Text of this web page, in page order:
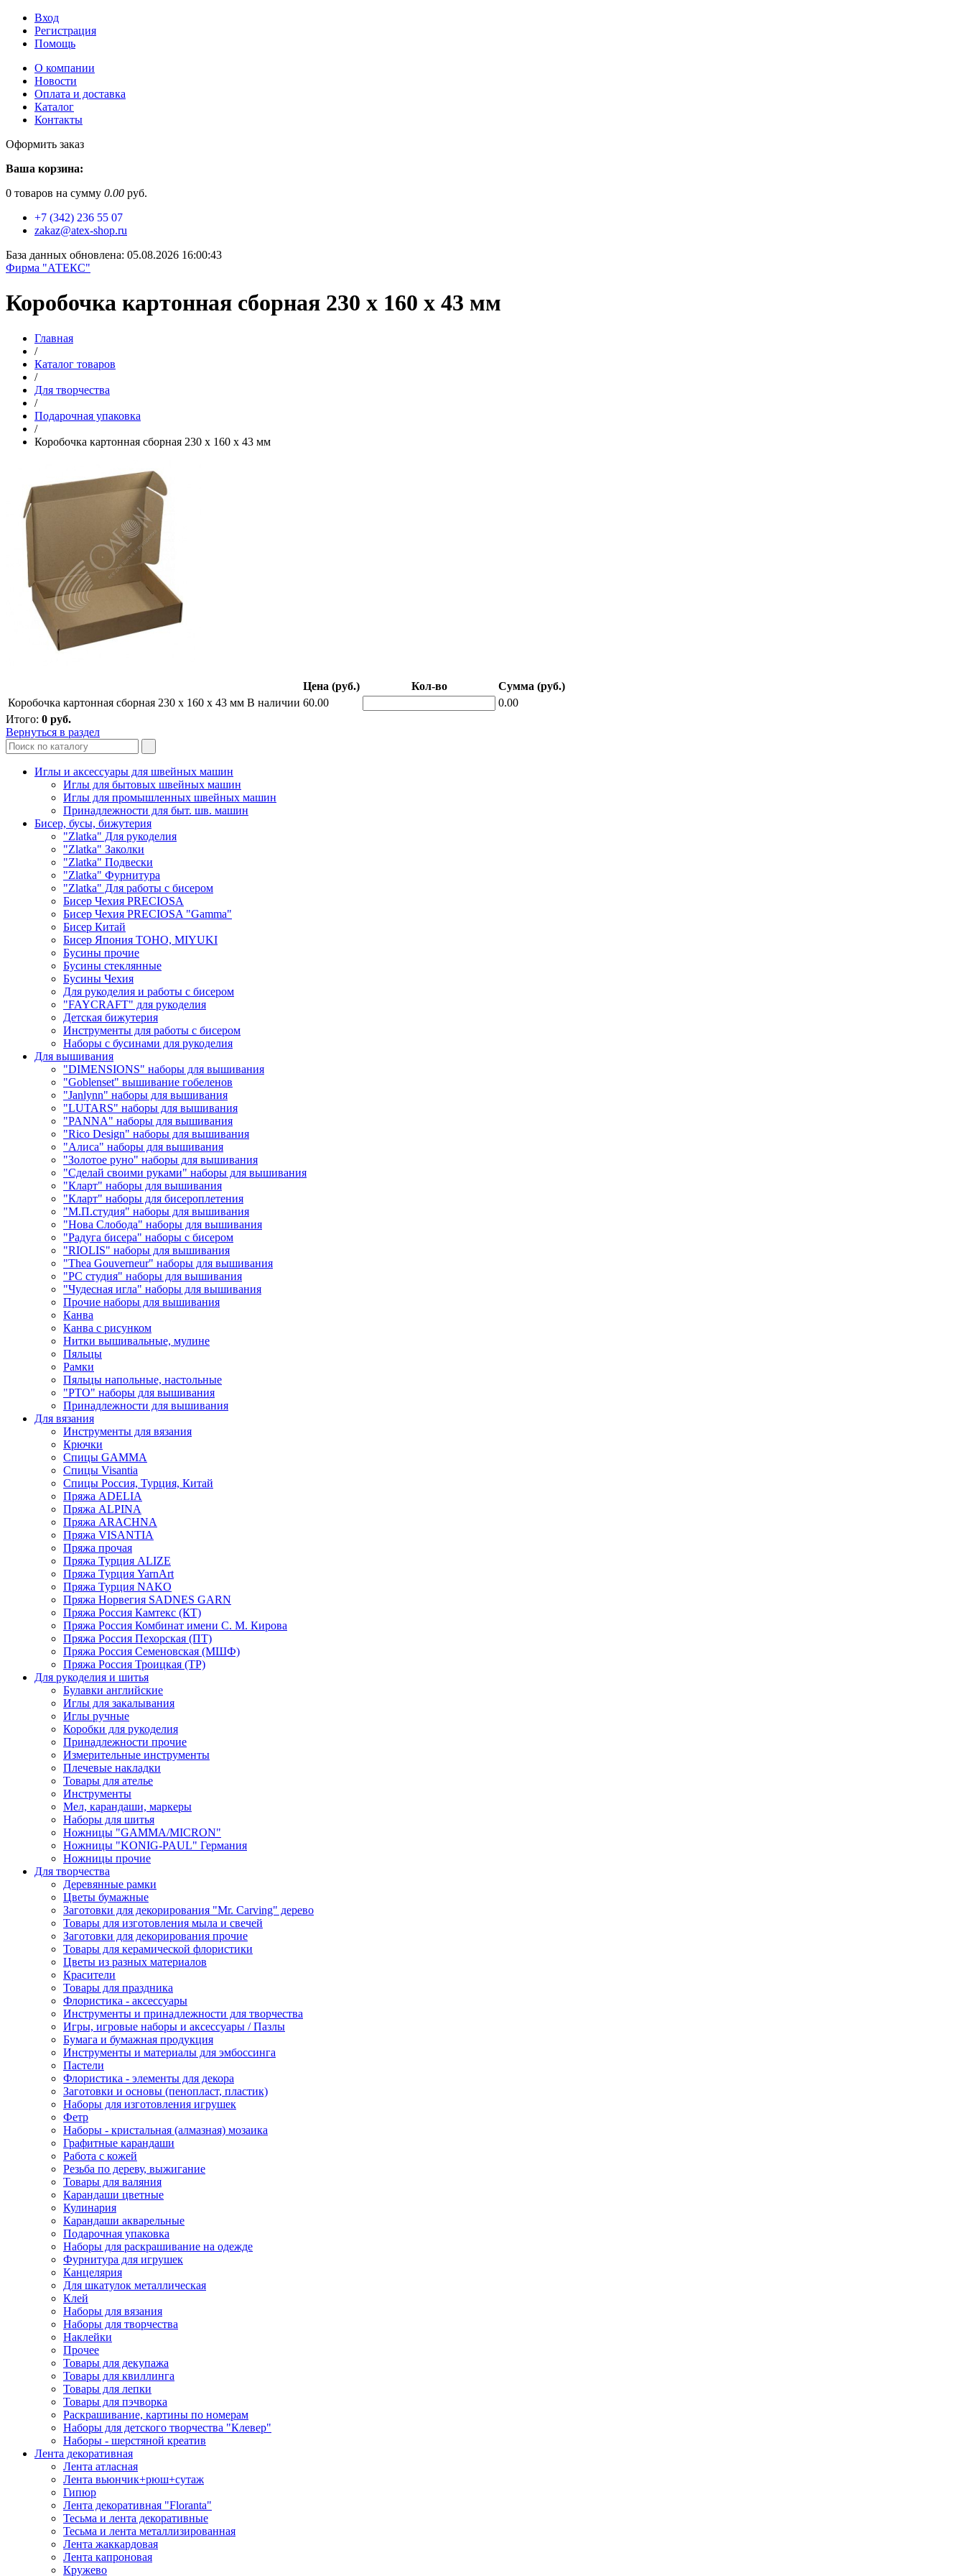
Вход
Регистрация
Помощь
О компании
Новости
Оплата и доставка
Каталог
Контакты
Оформить заказ
Ваша корзина:
0 товаров на сумму 0.00 руб.
+7 (342) 236 55 07
zakaz@atex-shop.ru
База данных обновлена: 05.08.2026 16:00:43
Фирма "АТЕКС"
Коробочка картонная сборная 230 х 160 х 43 мм
Главная
/
Каталог товаров
/
Для творчества
/
Подарочная упаковка
/
Коробочка картонная сборная 230 х 160 х 43 мм
Цена (руб.) Кол-во
Сумма (руб.)
Коробочка картонная сборная 230 х 160 х 43 мм В наличии 60.00
0.00
Итого: 0 руб.
Вернуться в раздел
Иглы и аксессуары для швейных машин
Иглы для бытовых швейных машин
Иглы для промышленных швейных машин
Принадлежности для быт. шв. машин
Бисер, бусы, бижутерия
"Zlatka" Для рукоделия
"Zlatka" Заколки
"Zlatka" Подвески
"Zlatka" Фурнитура
"Zlatka" Для работы с бисером
Бисер Чехия PRECIOSA
Бисер Чехия PRECIOSA "Gamma"
Бисер Китай
Бисер Япония TOHO, MIYUKI
Бусины прочие
Бусины стеклянные
Бусины Чехия
Для рукоделия и работы с бисером
"FAYCRAFT" для рукоделия
Детская бижутерия
Инструменты для работы с бисером
Наборы с бусинами для рукоделия
Для вышивания
"DIMENSIONS" наборы для вышивания
"Goblenset" вышивание гобеленов
"Janlynn" наборы для вышивания
"LUTARS" наборы для вышивания
"PANNA" наборы для вышивания
"Rico Design" наборы для вышивания
"Алиса" наборы для вышивания
"Золотое руно" наборы для вышивания
"Сделай своими руками" наборы для вышивания
"Кларт" наборы для вышивания
"Кларт" наборы для бисероплетения
"М.П.студия" наборы для вышивания
"Нова Слобода" наборы для вышивания
"Радуга бисера" наборы с бисером
"RIOLIS" наборы для вышивания
"Thea Gouverneur" наборы для вышивания
"РС студия" наборы для вышивания
"Чудесная игла" наборы для вышивания
Прочие наборы для вышивания
Канва
Канва с рисунком
Нитки вышивальные, мулине
Пяльцы
Рамки
Пяльцы напольные, настольные
"РТО" наборы для вышивания
Принадлежности для вышивания
Для вязания
Инструменты для вязания
Крючки
Спицы GAMMA
Спицы Visantia
Спицы Россия, Турция, Китай
Пряжа ADELIA
Пряжа ALPINA
Пряжа ARACHNA
Пряжа VISANTIA
Пряжа прочая
Пряжа Турция ALIZE
Пряжа Турция YarnArt
Пряжа Турция NAKO
Пряжа Норвегия SADNES GARN
Пряжа Россия Камтекс (КТ)
Пряжа Россия Комбинат имени С. М. Кирова
Пряжа Россия Пехорская (ПТ)
Пряжа Россия Семеновская (МШФ)
Пряжа Россия Троицкая (ТР)
Для рукоделия и шитья
Булавки английские
Иглы для закалывания
Иглы ручные
Коробки для рукоделия
Принадлежности прочие
Измерительные инструменты
Плечевые накладки
Товары для ателье
Инструменты
Мел, карандаши, маркеры
Наборы для шитья
Ножницы "GAMMA/MICRON"
Ножницы "KONIG-PAUL" Германия
Ножницы прочие
Для творчества
Деревянные рамки
Цветы бумажные
Заготовки для декорирования "Mr. Carving" дерево
Товары для изготовления мыла и свечей
Заготовки для декорирования прочие
Товары для керамической флористики
Цветы из разных материалов
Красители
Товары для праздника
Флористика - аксессуары
Инструменты и принадлежности для творчества
Игры, игровые наборы и аксессуары / Пазлы
Бумага и бумажная продукция
Инструменты и материалы для эмбоссинга
Пастели
Флористика - элементы для декора
Заготовки и основы (пенопласт, пластик)
Наборы для изготовления игрушек
Фетр
Наборы - кристальная (алмазная) мозаика
Графитные карандаши
Работа с кожей
Резьба по дереву, выжигание
Товары для валяния
Карандаши цветные
Кулинария
Карандаши акварельные
Подарочная упаковка
Наборы для раскрашивание на одежде
Фурнитура для игрушек
Канцелярия
Для шкатулок металлическая
Клей
Наборы для вязания
Наборы для творчества
Наклейки
Прочее
Товары для декупажа
Товары для квиллинга
Товары для лепки
Товары для пэчворка
Раскрашивание, картины по номерам
Наборы для детского творчества "Клевер"
Наборы - шерстяной креатив
Лента декоративная
Лента атласная
Лента вьюнчик+рюш+сутаж
Гипюр
Лента декоративная "Floranta"
Тесьма и лента декоративные
Тесьма и лента металлизированная
Лента жаккардовая
Лента капроновая
Кружево